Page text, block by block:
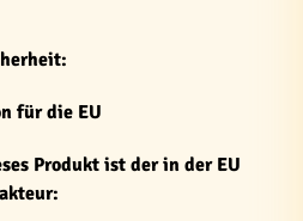
für die EU
Produkt ist der in der EU